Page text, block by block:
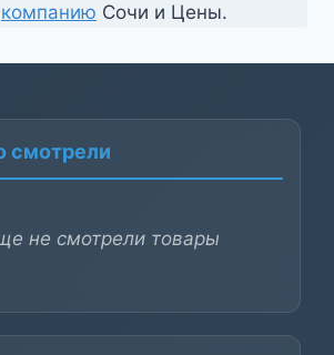
компанию Сочи и Цены.
смотрели
не смотрели товары